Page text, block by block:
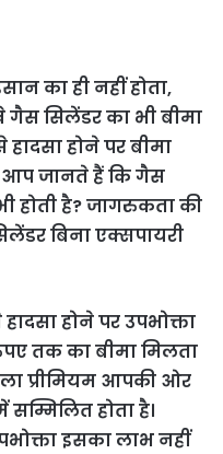
का ही नहीं होता,
सिलेंडर का भी बीमा
होने पर बीमा
आप जानते हैं कि गैस
होती है? जागरुकता की
बिना एक्सपायरी
होने पर उपभोक्ता
तक का बीमा मिलता
प्रीमियम आपकी ओर
होता है।
इसका लाभ नहीं